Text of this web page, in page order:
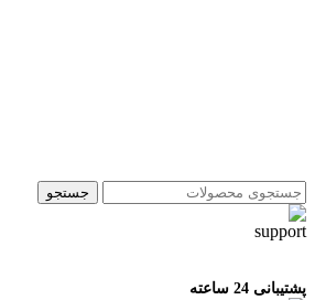
جستجو
پشتیبانی 24 ساعته